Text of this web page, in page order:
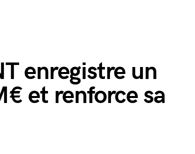
enregistre un
et renforce sa